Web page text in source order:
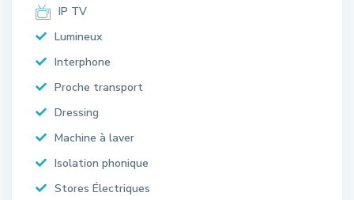
IP TV
Lumineux
Interphone
Proche transport
Dressing
Machine à laver
Isolation phonique
Stores Électriques